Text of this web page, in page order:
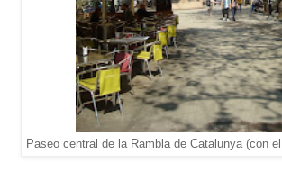
Paseo central de la Rambla de Catalunya (con